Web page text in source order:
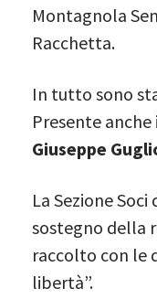
Montagnola
Racchetta.
In tutto sono
Presente
Giuseppe
La Sezione
sostegno della
raccolto con le
libertà”.